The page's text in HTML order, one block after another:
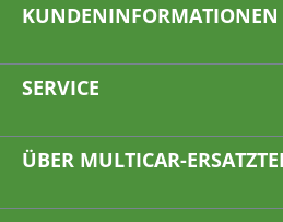
KUNDENINFORMATIONEN
SERVICE
ÜBER MULTICAR-